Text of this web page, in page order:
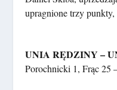
upragnione trzy
UNIA RĘDZINY –
Porochnicki 1, Frąc 25